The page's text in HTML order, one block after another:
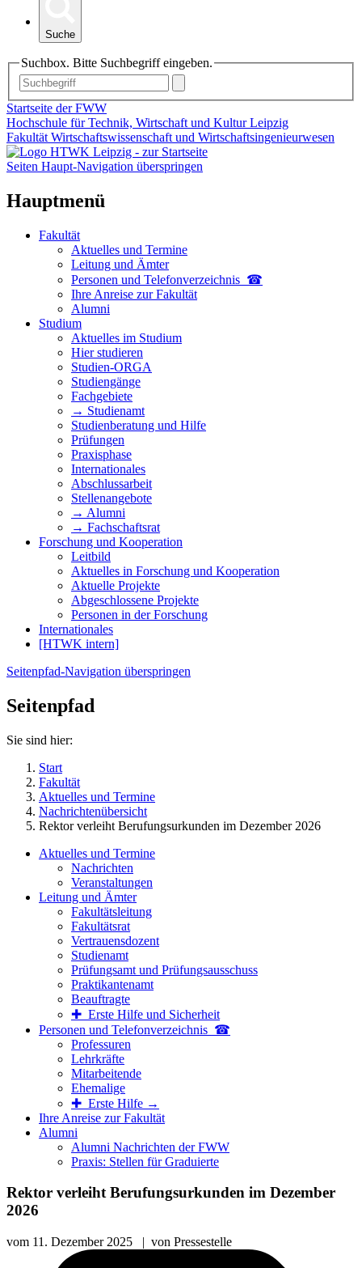
Suche
Suchbox. Bitte Suchbegriff eingeben.
Startseite der FWW
Hochschule für Technik, Wirtschaft und Kultur Leipzig
Fakultät Wirtschaftswissenschaft und Wirtschaftsingenieurwesen
Seiten Haupt-Navigation überspringen
Hauptmenü
Fakultät
Aktuelles und Termine
Leitung und Ämter
Personen und Telefon­verzeichnis ☎
Ihre Anreise zur Fakultät
Alumni
Studium
Aktuelles im Studium
Hier studieren
Studien-ORGA
Studiengänge
Fachgebiete
→ Studienamt
Studienberatung und Hilfe
Prüfungen
Praxisphase
Internationales
Abschlussarbeit
Stellenangebote
→ Alumni
→ Fachschaftsrat
Forschung und Kooperation
Leitbild
Aktuelles in Forschung und Kooperation
Aktuelle Projekte
Abgeschlossene Projekte
Personen in der Forschung
Internationales
[HTWK intern]
Seitenpfad-Navigation überspringen
Seitenpfad
Sie sind hier:
Start
Fakultät
Aktuelles und Termine
Nachrichtenübersicht
Rektor verleiht Berufungsurkunden im Dezember 2026
Aktuelles und Termine
Nachrichten
Veranstaltungen
Leitung und Ämter
Fakultätsleitung
Fakultätsrat
Vertrauensdozent
Studienamt
Prüfungsamt und Prüfungsausschuss
Praktikantenamt
Beauftragte
✚ Erste Hilfe und Sicherheit
Personen und Telefon­verzeichnis ☎
Professuren
Lehrkräfte
Mitarbeitende
Ehemalige
✚ Erste Hilfe →
Ihre Anreise zur Fakultät
Alumni
Alumni Nachrichten der FWW
Praxis: Stellen für Graduierte
Rektor verleiht Berufungsurkunden im Dezember
2026
vom 11. Dezember 2025 | von Pressestelle